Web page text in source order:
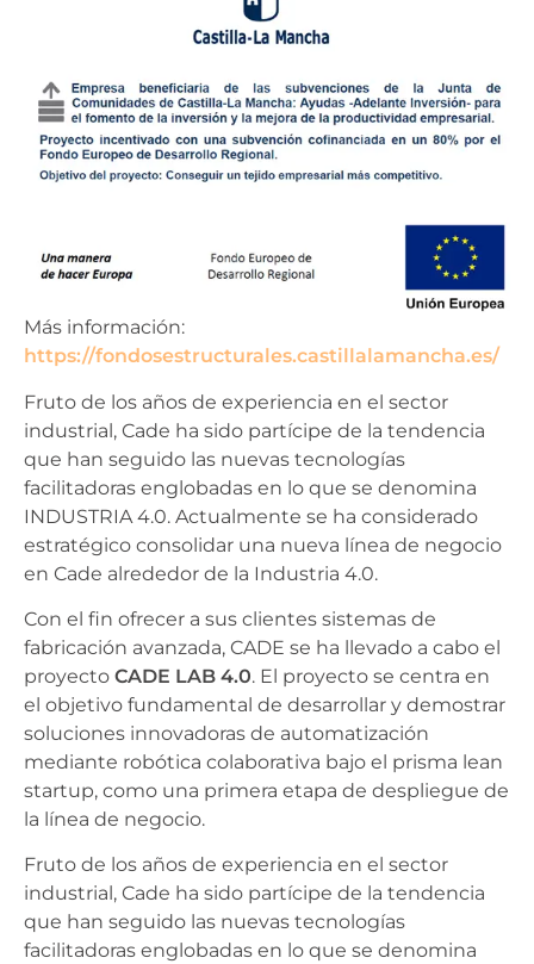
Más información:
https://fondosestructurales.castillalamancha.es/
Fruto de los años de experiencia en el sector
industrial, Cade ha sido partícipe de la tendencia
que han seguido las nuevas tecnologías
facilitadoras englobadas en lo que se denomina
INDUSTRIA 4.0. Actualmente se ha considerado
estratégico consolidar una nueva línea de negocio
en Cade alrededor de la Industria 4.0.
Con el fin ofrecer a sus clientes sistemas de
fabricación avanzada, CADE se ha llevado a cabo el
proyecto CADE LAB 4.0. El proyecto se centra en
el objetivo fundamental de desarrollar y demostrar
soluciones innovadoras de automatización
mediante robótica colaborativa bajo el prisma lean
startup, como una primera etapa de despliegue de
la línea de negocio.
Fruto de los años de experiencia en el sector
industrial, Cade ha sido partícipe de la tendencia
que han seguido las nuevas tecnologías
facilitadoras englobadas en lo que se denomina